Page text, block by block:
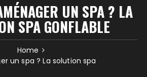
UN SPA ? LA
SPA GONFLABLE
Home
un spa ? La solution spa